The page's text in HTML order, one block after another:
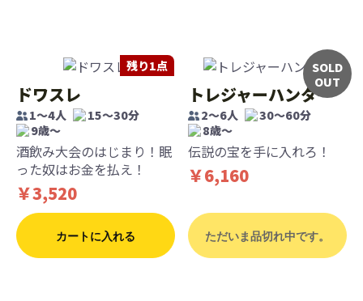
残り1点
ドワスレ
1～4人
15～30分
9歳〜
酒飲み大会のはじまり！眠
った奴はお金を払え！
￥3,520
カートに入れる
SOLD
OUT
トレジャーハンター
2～6人
30～60分
8歳〜
伝説の宝を手に入れろ！
￥6,160
ただいま品切れ中です。